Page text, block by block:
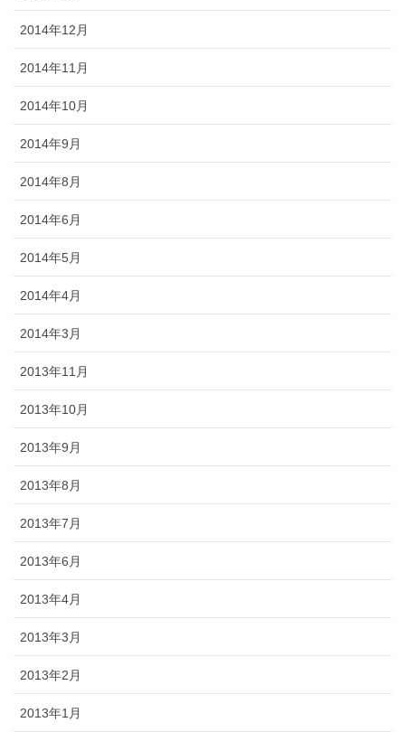
2014年12月
2014年11月
2014年10月
2014年9月
2014年8月
2014年6月
2014年5月
2014年4月
2014年3月
2013年11月
2013年10月
2013年9月
2013年8月
2013年7月
2013年6月
2013年4月
2013年3月
2013年2月
2013年1月